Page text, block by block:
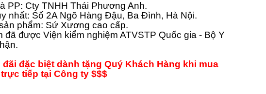
PP: Cty TNHH Thái Phương Anh.
nhất: Số 2A Ngõ Hàng Đậu, Ba Đình, Hà Nội.
phẩm: Sứ Xương cao cấp.
đã được Viện kiểm nghiệm ATVSTP Quốc gia - Bộ Y
đãi đặc biệt dành tặng Quý Khách Hàng khi mua
tiếp tại Công ty $$$